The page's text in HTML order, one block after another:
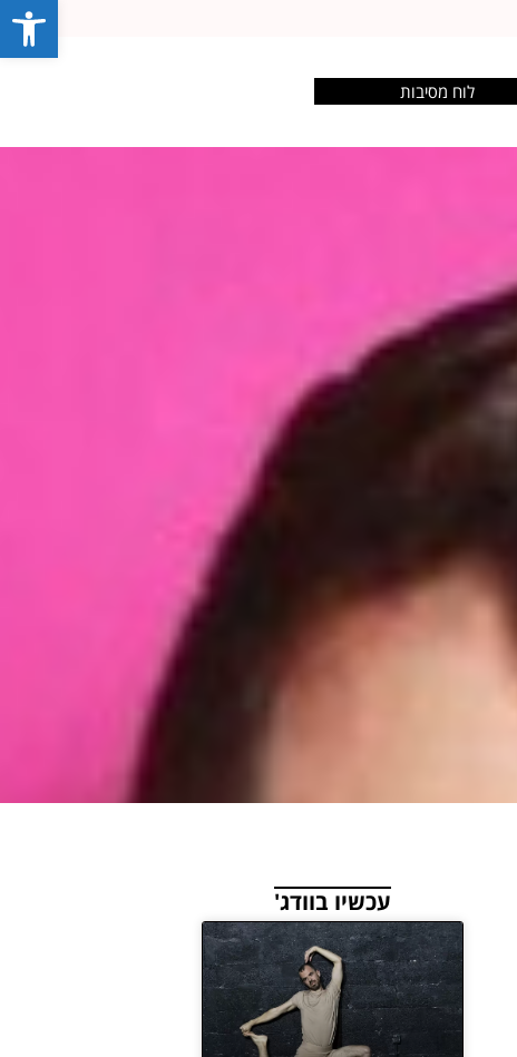
לוח מסיבות
עכשיו בוודג'